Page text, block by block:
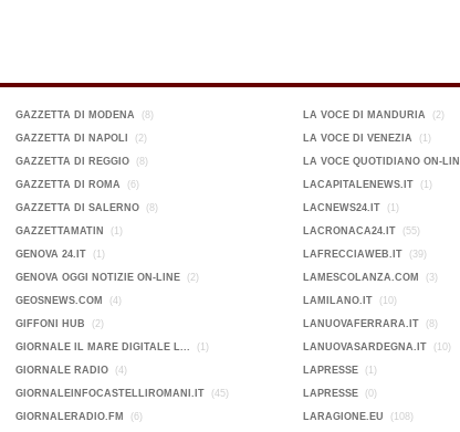
GAZZETTA DI MODENA (8)
GAZZETTA DI NAPOLI (2)
GAZZETTA DI REGGIO (8)
GAZZETTA DI ROMA (6)
GAZZETTA DI SALERNO (8)
GAZZETTAMATIN (1)
GENOVA 24.IT (1)
GENOVA OGGI NOTIZIE ON-LINE (2)
GEOSNEWS.COM (4)
GIFFONI HUB (2)
GIORNALE IL MARE DIGITALE L... (1)
GIORNALE RADIO (4)
GIORNALEINFOCASTELLIROMANI.IT (45)
GIORNALERADIO.FM (6)
LA VOCE DI MANDURIA (2)
LA VOCE DI VENEZIA (1)
LA VOCE QUOTIDIANO ON-
LACAPITALENEWS.IT (1)
LACNEWS24.IT (1)
LACRONACA24.IT (55)
LAFRECCIAWEB.IT (39)
LAMESCOLANZA.COM (3)
LAMILANO.IT (10)
LANUOVAFERRARA.IT (8)
LANUOVASARDEGNA.IT (10)
LAPRESSE (1)
LAPRESSE (0)
LARAGIONE.EU (108)